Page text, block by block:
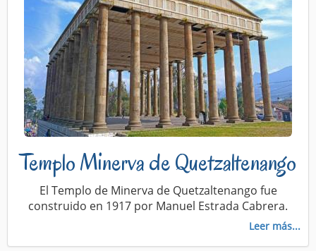
Templo Minerva de Quetzaltenango
El Templo de Minerva de Quetzaltenango fue
construido en 1917 por Manuel Estrada Cabrera.
Leer más...